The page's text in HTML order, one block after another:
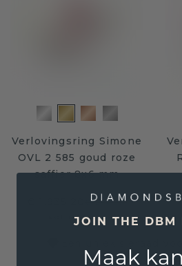
Verlovingsring Simone
OVL 2 585 goud roze
saffier 8x6 mm
€ 2.419,-
Excl. Tax & BTW
JOIN THE DBM
Maak